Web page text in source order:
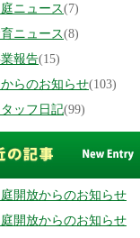
庭ニュース(7)
ニュース(8)
報告(15)
からのお知らせ(103)
ッフ日記(99)
庭開放からのお知らせ
庭開放からのお知らせ